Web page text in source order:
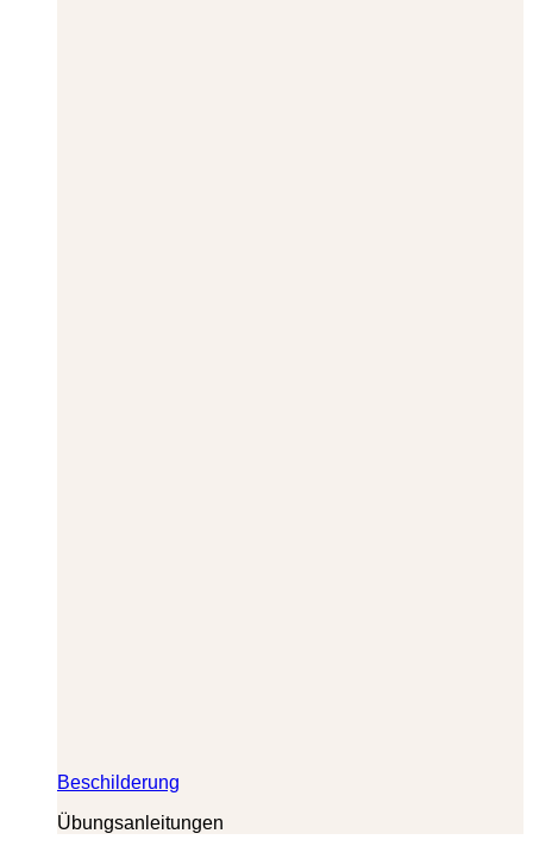
Beschilderung
Übungsanleitungen